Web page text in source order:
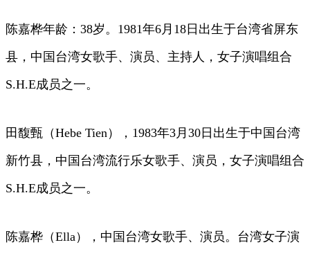
陈嘉桦年龄：38岁。1981年6月18日出生于台湾省屏东
县，中国台湾女歌手、演员、主持人，女子演唱组合
S.H.E成员之一。
田馥甄（Hebe Tien），1983年3月30日出生于中国台湾
新竹县，中国台湾流行乐女歌手、演员，女子演唱组合
S.H.E成员之一。
陈嘉桦（Ella），中国台湾女歌手、演员。台湾女子演